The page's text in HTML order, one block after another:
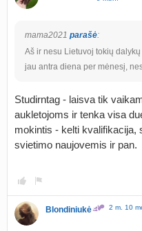
mama2021 parašė:
Aš ir nesu Lietuvoj tokių
jau antra diena per mėnesį,
Studirntag - laisva tik
aukletojoms ir tenka visa
mokintis - kelti kvalifikacija,
svietimo naujovemis ir pan.
Blondiniukė 2 m. 10